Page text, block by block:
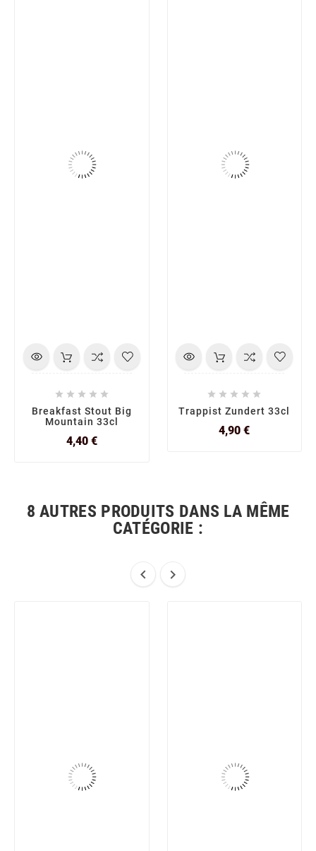
    
Breakfast Stout Big
Mountain 33cl
4,40 €Prix
    
Trappist Zundert 33cl
4,90 €Prix
8 AUTRES PRODUITS DANS LA MÊME
CATÉGORIE :
 